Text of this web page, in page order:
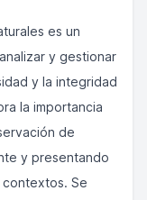
es un
y gestionar
y la integridad
la importancia
de
y presentando
Se